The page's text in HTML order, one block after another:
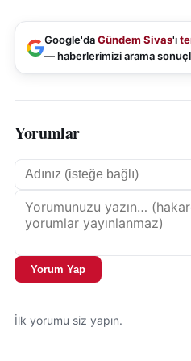
Google'daGündem Sivas'ı
— haberlerimizi arama
Yorumlar
Yorum Yap
İlk yorumu siz yapın.